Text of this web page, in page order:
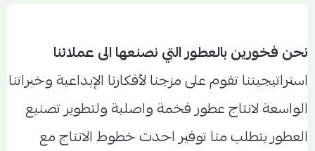
نحن فخورين بالعطور التي نصنعها الى عملائنا
استراتيجيتنا تقوم على مزجنا لأفكارنا الإبداعية وخبراتنا
الواسعة لانتاج عطور فخمة واصلية ولتطوير تصنيع
العطور يتطلب منا توفير احدث خطوط الانتاج مع